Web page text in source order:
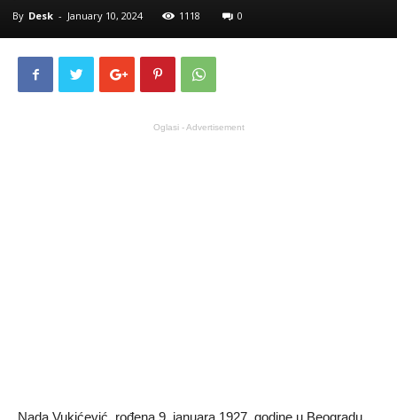
By Desk - January 10, 2024 1118 0
Oglasi - Advertisement
Nada Vukićević, rođena 9. januara 1927. godine u Beogradu,